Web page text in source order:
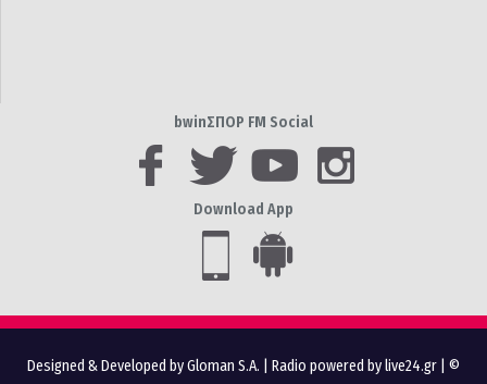
bwinΣΠΟΡ FM Social
Download App
Designed & Developed by Gloman S.A. Radio powered by live24.gr | ©